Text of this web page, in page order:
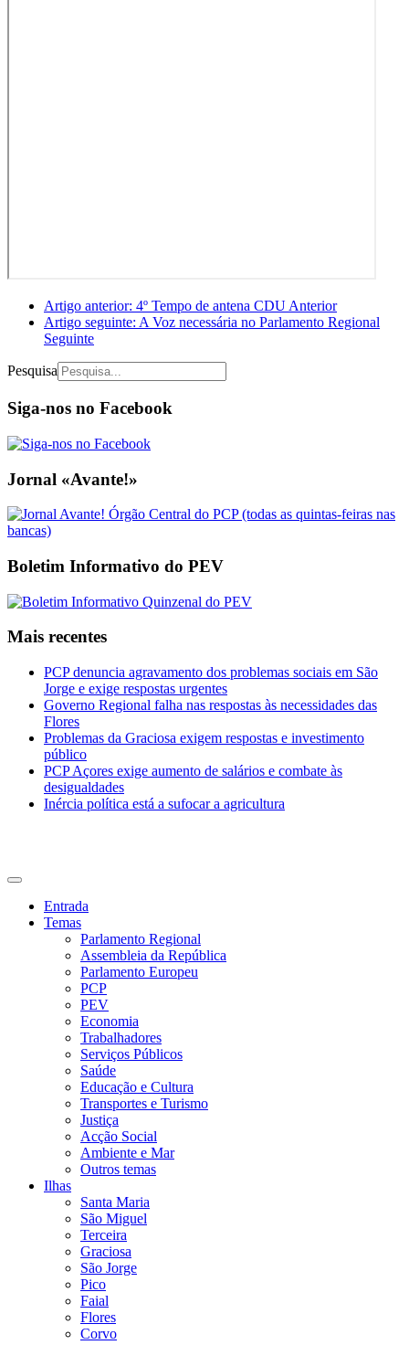
Artigo anterior: 4º Tempo de antena CDUAnterior
Artigo seguinte: A Voz necessária no Parlamento Regional
Seguinte
Pesquisa
Siga-nos no Facebook
Jornal «Avante!»
Boletim Informativo do PEV
Mais recentes
PCP denuncia agravamento dos problemas sociais em São
Jorge e exige respostas urgentes
Governo Regional falha nas respostas às necessidades das
Flores
Problemas da Graciosa exigem respostas e investimento
público
PCP Açores exige aumento de salários e combate às
desigualdades
Inércia política está a sufocar a agricultura
Entrada
Temas
Parlamento Regional
Assembleia da República
Parlamento Europeu
PCP
PEV
Economia
Trabalhadores
Serviços Públicos
Saúde
Educação e Cultura
Transportes e Turismo
Justiça
Acção Social
Ambiente e Mar
Outros temas
Ilhas
Santa Maria
São Miguel
Terceira
Graciosa
São Jorge
Pico
Faial
Flores
Corvo